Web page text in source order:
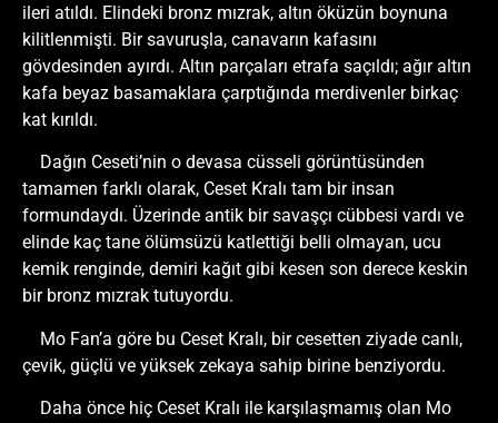
ileri atıldı. Elindeki bronz mızrak, altın öküzün boynuna
kilitlenmişti. Bir savuruşla, canavarın kafasını
gövdesinden ayırdı. Altın parçaları etrafa saçıldı; ağır altın
kafa beyaz basamaklara çarptığında merdivenler birkaç
kat kırıldı.
Dağın Ceseti’nin o devasa cüsseli görüntüsünden
tamamen farklı olarak, Ceset Kralı tam bir insan
formundaydı. Üzerinde antik bir savaşçı cübbesi vardı ve
elinde kaç tane ölümsüzü katlettiği belli olmayan, ucu
kemik renginde, demiri kağıt gibi kesen son derece keskin
bir bronz mızrak tutuyordu.
Mo Fan’a göre bu Ceset Kralı, bir cesetten ziyade canlı,
çevik, güçlü ve yüksek zekaya sahip birine benziyordu.
Daha önce hiç Ceset Kralı ile karşılaşmamış olan Mo